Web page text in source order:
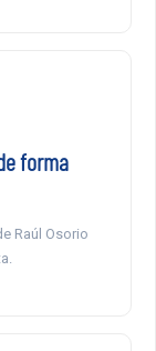
forma
Raúl Osorio